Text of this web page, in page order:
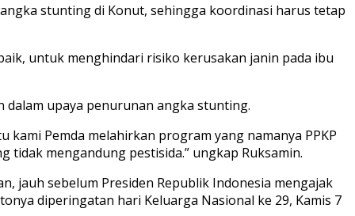
stunting di Konut, sehingga koordinasi harus tetap
untuk menghindari risiko kerusakan janin pada ibu
upaya penurunan angka stunting.
Pemda melahirkan program yang namanya PPKP
tidak mengandung pestisida.” ungkap Ruksamin.
jauh sebelum Presiden Republik Indonesia mengajak
diperingatan hari Keluarga Nasional ke 29, Kamis 7